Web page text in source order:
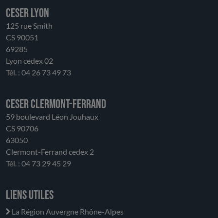
CESER LYON
125 rue Smith
CS 90051
69285
Lyon cedex 02
Tél. : 04 26 73 49 73
CESER Clermont-Ferrand
59 boulevard Léon Jouhaux
CS 90706
63050
Clermont-Ferrand cedex 2
Tél. : 04 73 29 45 29
Liens utiles
La Région Auvergne Rhône-Alpes